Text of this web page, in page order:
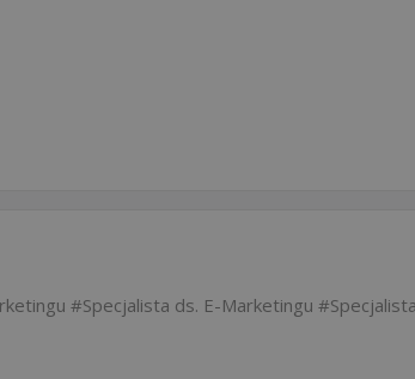
Specjalista ds. E-Marketingu